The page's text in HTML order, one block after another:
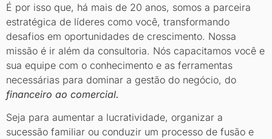
É por isso que, há mais de 20 anos, somos a parceira
estratégica de líderes como você, transformando
desafios em oportunidades de crescimento. Nossa
missão é ir além da consultoria. Nós capacitamos você e
sua equipe com o conhecimento e as ferramentas
necessárias para dominar a gestão do negócio, do
financeiro ao comercial.
Seja para aumentar a lucratividade, organizar a
sucessão familiar ou conduzir um processo de fusão e